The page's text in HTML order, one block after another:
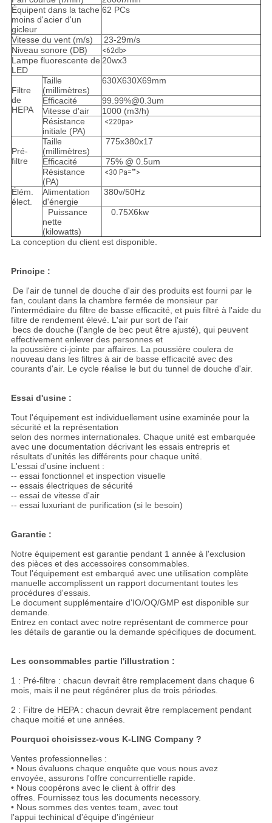
Équipent dans la tache
moins d'acier d'un
gicleur
62 PCs
Vitesse du vent (m/s)
23-29m/s
Niveau sonore (DB)
<62db>
Lampe fluorescente de
LED
20wx3
Filtre
de
HEPA
Taille
(millimètres)
630X630X69mm
Efficacité
99.99%@0.3um
Vitesse d'air
1000 (m3/h)
Résistance
initiale (PA)
<220pa>
Pré-
filtre
Taille
(millimètres)
775x380x17
Efficacité
75% @ 0.5um
Résistance
(PA)
<30 Pa="">
Élém.
élect.
Alimentation
d'énergie
380v/50Hz
Puissance
nette
(kilowatts)
0.75X6kw
La conception du client est disponible.
Principe :
De l'air de tunnel de douche d'air des produits est fourni par le
fan, coulant dans la chambre fermée de monsieur par
l'intermédiaire du filtre de basse efficacité, et puis filtré à l'aide du
filtre de rendement élevé. L'air pur sort de l'air
becs de douche (l'angle de bec peut être ajusté), qui peuvent
effectivement enlever des personnes et
la poussière ci-jointe par affaires. La poussière coulera de
nouveau dans les filtres à air de basse efficacité avec des
courants d'air. Le cycle réalise le but du tunnel de douche d'air.
Essai d'usine :
Tout l'équipement est individuellement usine examinée pour la
sécurité et la représentation
selon des normes internationales. Chaque unité est embarquée
avec une documentation décrivant les essais entrepris et
résultats d'unités les différents pour chaque unité.
L'essai d'usine incluent :
-- essai fonctionnel et inspection visuelle
-- essais électriques de sécurité
-- essai de vitesse d'air
-- essai luxuriant de purification (si le besoin)
Garantie :
Notre équipement est garantie pendant 1 année à l'exclusion
des pièces et des accessoires consommables.
Tout l'équipement est embarqué avec une utilisation complète
manuelle accomplissent un rapport documentant toutes les
procédures d'essais.
Le document supplémentaire d'IO/OQ/GMP est disponible sur
demande.
Entrez en contact avec notre représentant de commerce pour
les détails de garantie ou la demande spécifiques de document.
Les consommables partie l'illustration :
1 : Pré-filtre : chacun devrait être remplacement dans chaque 6
mois, mais il ne peut régénérer plus de trois périodes.
2 : Filtre de HEPA : chacun devrait être remplacement pendant
chaque moitié et une années.
Pourquoi choisissez-vous K-LING Company ?
Ventes professionnelles :
• Nous évaluons chaque enquête que vous nous avez
envoyée, assurons l'offre concurrentielle rapide.
• Nous coopérons avec le client à offrir des
offres. Fournissez tous les documents necessory.
• Nous sommes des ventes team, avec tout
l'appui techinical d'équipe d'ingénieur